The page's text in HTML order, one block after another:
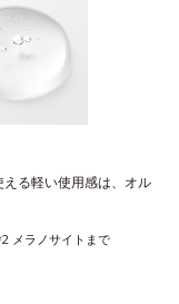
る軽い使用感は、オル
メラノサイトまで